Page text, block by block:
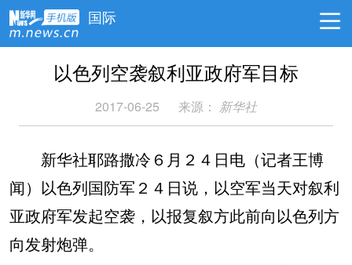
国际
以色列空袭叙利亚政府军目标
2017-06-25 来源： 新华社
新华社耶路撒冷６月２４日电（记者王博
闻）以色列国防军２４日说，以空军当天对叙利
亚政府军发起空袭，以报复叙方此前向以色列方
向发射炮弹。